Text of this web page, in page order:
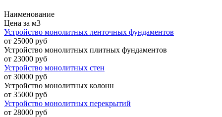
Наименование
Цена за м3
Устройство монолитных ленточных фундаментов
от 25000 руб
Устройство монолитных плитных фундаментов
от 23000 руб
Устройство монолитных стен
от 30000 руб
Устройство монолитных колонн
от 35000 руб
Устройство монолитных перекрытий
от 28000 руб